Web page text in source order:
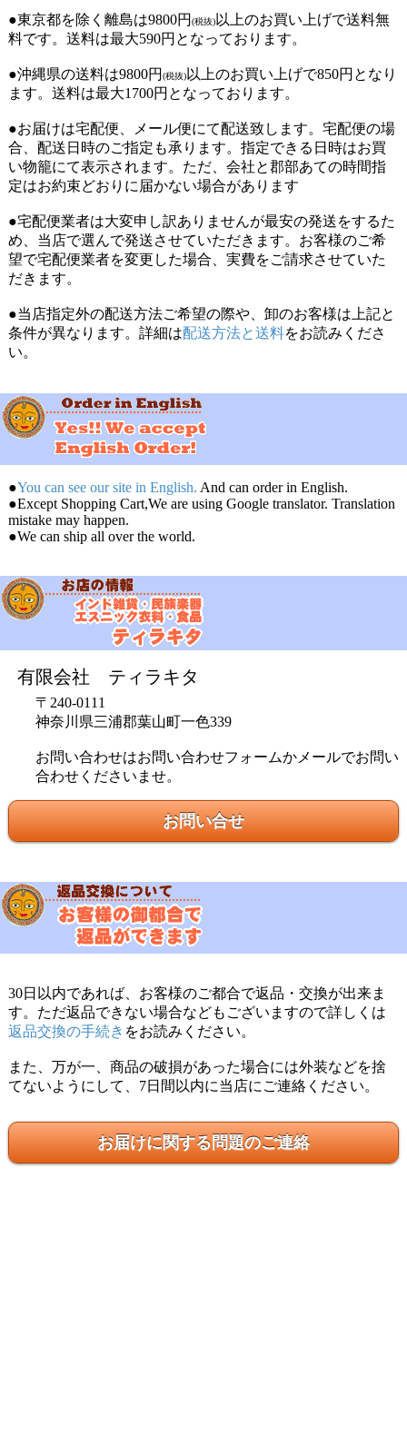
●東京都を除く離島は9800円 (税抜)以上のお買い上げで送料無
料です。送料は最大590円となっております。
●沖縄県の送料は9800円 (税抜)以上のお買い上げで850円となり
ます。送料は最大1700円となっております。
●お届けは宅配便、メール便にて配送致します。宅配便の場
合、配送日時のご指定も承ります。指定できる日時はお買
い物籠にて表示されます。ただ、会社と郡部あての時間指
定はお約束どおりに届かない場合があります
●宅配便業者は大変申し訳ありませんが最安の発送をするた
め、当店で選んで発送させていただきます。お客様のご希
望で宅配便業者を変更した場合、実費をご請求させていた
だきます。
●当店指定外の配送方法ご希望の際や、卸のお客様は上記と
条件が異なります。詳細は配送方法と送料をお読みくださ
い。
●You can see our site in English. And can order in English.
●Except Shopping Cart,We are using Google translator. Translation
mistake may happen.
●We can ship all over the world.
有限会社 ティラキタ
〒240-0111
神奈川県三浦郡葉山町一色339
お問い合わせはお問い合わせフォームかメールでお問い
合わせくださいませ。
お問い合せ
30日以内であれば、お客様のご都合で返品・交換が出来ま
す。ただ返品できない場合などもございますので詳しくは
返品交換の手続き をお読みください。
また、万が一、商品の破損があった場合には外装などを捨
てないようにして、7日間以内に当店にご連絡ください。
お届けに関する問題のご連絡